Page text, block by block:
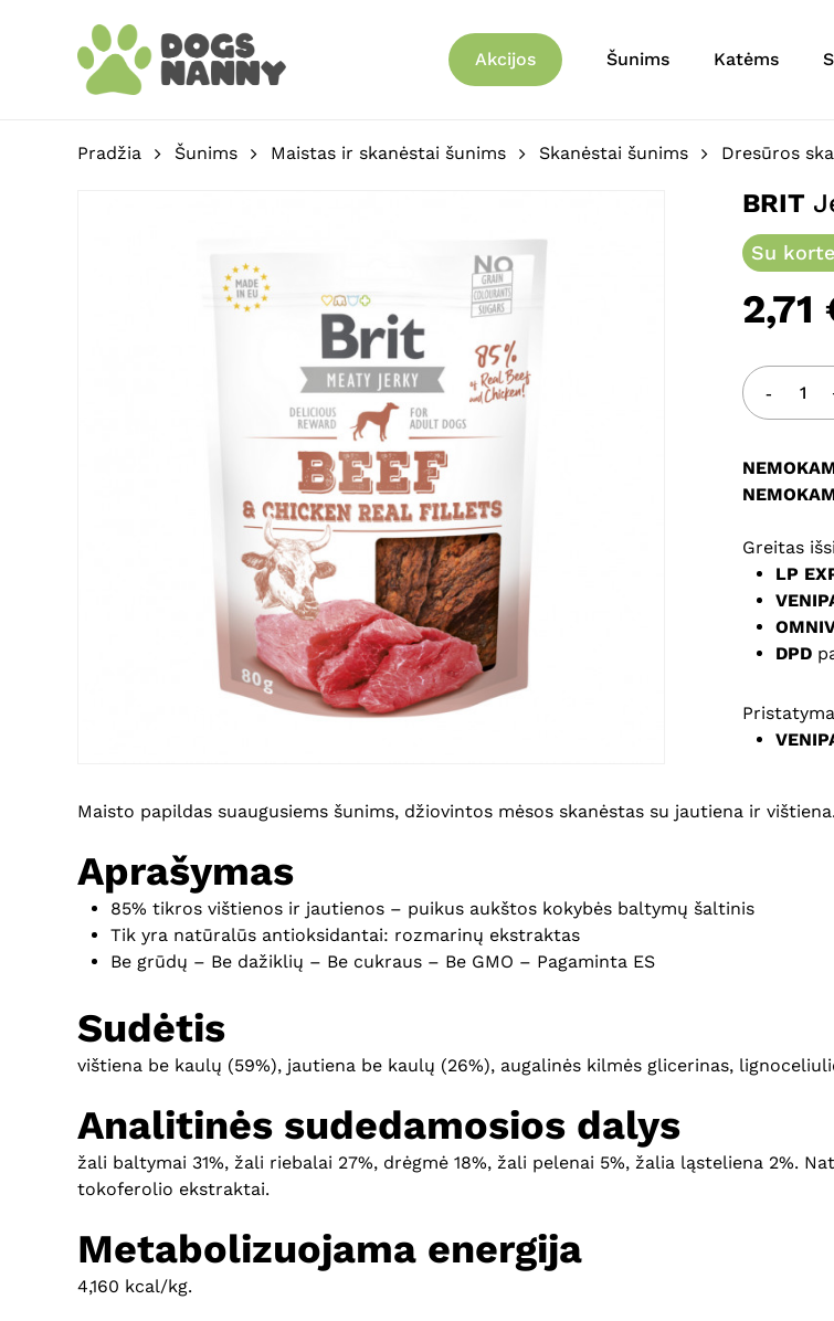
Akcijos Šunims Katėms
Pradžia Šunims Maistas ir skanėstai šunims Skanėstai šunims Dresūros
BRIT
Su
2,71
Greitas
LP
DPD
Maisto papildas suaugusiems šunims, džiovintos mėsos skanėstas su jautiena ir vištiena.
Aprašymas
85% tikros vištienos ir jautienos – puikus aukštos kokybės baltymų šaltinis
Tik yra natūralūs antioksidantai: rozmarinų ekstraktas
Be grūdų – Be dažiklių – Be cukraus – Be GMO – Pagaminta ES
Sudėtis
vištiena be kaulų (59%), jautiena be kaulų (26%), augalinės kilmės glicerinas,
Analitinės sudedamosios dalys
žali baltymai 31%, žali riebalai 27%, drėgmė 18%, žali pelenai 5%, žalia ląsteliena 2%.
tokoferolio ekstraktai.
Metabolizuojama energija
4,160 kcal/kg.
Jūsų